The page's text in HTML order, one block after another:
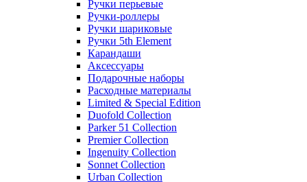
Ручки перьевые
Ручки-роллеры
Ручки шариковые
Ручки 5th Element
Карандаши
Аксессуары
Подарочные наборы
Расходные материалы
Limited & Special Edition
Duofold Collection
Parker 51 Collection
Premier Collection
Ingenuity Collection
Sonnet Collection
Urban Collection